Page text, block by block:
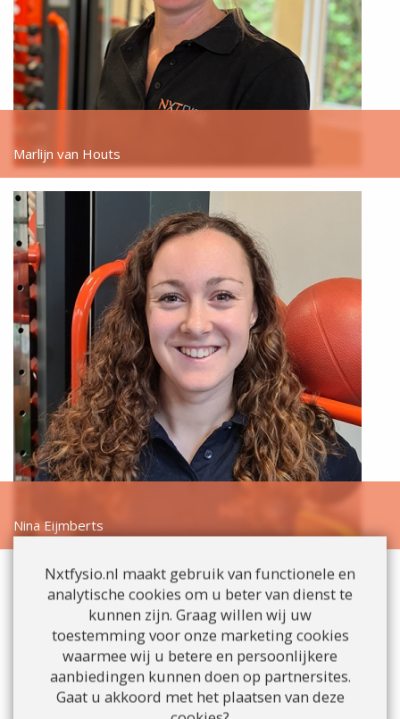
Nxtfysio.nl maakt gebruik van functionele en
analytische cookies om u beter van dienst te
kunnen zijn. Graag willen wij uw
toestemming voor onze marketing cookies
waarmee wij u betere en persoonlijkere
aanbiedingen kunnen doen op partnersites.
Gaat u akkoord met het plaatsen van deze
Marlijn van Houts
Nina Eijmberts